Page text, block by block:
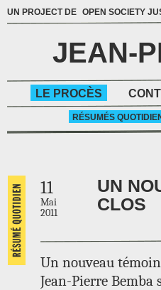
UN PROJECT DE OPEN SOCIETY
JEAN-
LE PROCÈS
RÉSUMÉS
11
Mai
2011
UN
CLOS
Un nouveau
Jean-Pierre Bemba